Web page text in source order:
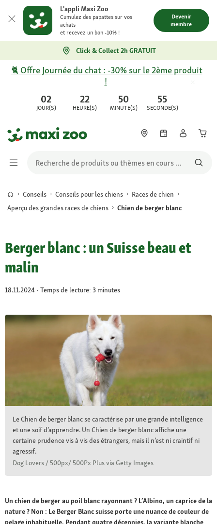
L'appli Maxi Zoo
Cumulez des papattes sur vos
achats
et recevez un bon -10% !
Devenir
membre
Click & Collect 2h GRATUIT
02
JOUR(S)
22
HEURE(S)
50
MINUTE(S)
55
SECONDE(S)
🐈 Offre Journée du chat : -30% sur le 2ème produit
!
Conseils Conseils pour les chiens
Races de chien
Aperçu des grandes races de chiens
Chien de berger blanc
Berger blanc : un Suisse beau et
malin
18.11.2024 - Temps de lecture: 3 minutes
Le Chien de berger blanc se caractérise par une grande intelligence
et une soif d’apprendre. Un Chien de berger blanc affiche une
certaine prudence vis à vis des étrangers, mais il n’est ni craintif ni
agressif.
Dog Lovers / 500px/ 500Px Plus via Getty Images
Un chien de berger au poil blanc rayonnant ? L’Albino, un caprice de la
nature ? Non : Le Berger Blanc suisse porte une nuance de couleur de
pelage inhabituelle. Pendant quatre décennies, la variante blanche